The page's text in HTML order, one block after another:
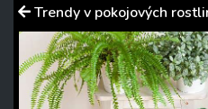
Trendy v pokojových